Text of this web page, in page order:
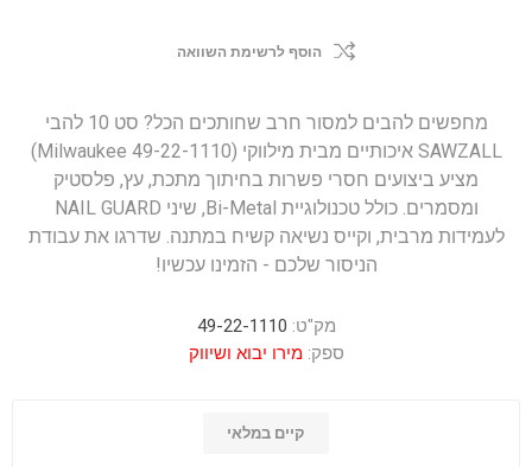
הוסף לרשימת השוואה
מחפשים להבים למסור חרב שחותכים הכל? סט 10 להבי
SAWZALL איכותיים מבית מילווקי (Milwaukee 49-22-1110)
מציע ביצועים חסרי פשרות בחיתוך מתכת, עץ, פלסטיק
ומסמרים. כולל טכנולוגיית Bi-Metal, שיני NAIL GUARD
לעמידות מרבית, וקייס נשיאה קשיח במתנה. שדרגו את עבודת
הניסור שלכם - הזמינו עכשיו!
מק"ט: 49-22-1110
ספק: מירו יבוא ושיווק
קיים במלאי